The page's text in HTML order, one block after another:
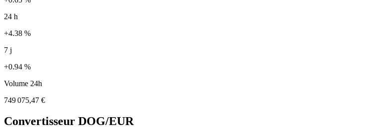
24 h
+4.38 %
7 j
+0.94 %
Volume 24h
749 075,47 €
Convertisseur DOG/EUR